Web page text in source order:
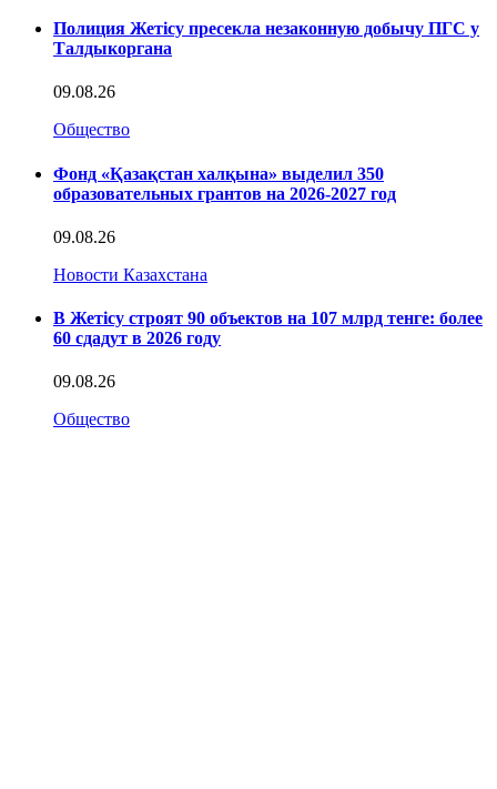
Полиция Жетісу пресекла незаконную добычу ПГС у
Талдыкоргана
09.08.26
Общество
Фонд «Қазақстан халқына» выделил 350
образовательных грантов на 2026-2027 год
09.08.26
Новости Казахстана
В Жетісу строят 90 объектов на 107 млрд тенге: более
60 сдадут в 2026 году
09.08.26
Общество